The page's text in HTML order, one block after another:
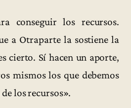
conseguir los recursos.
a Otraparte la sostiene la
cierto. Sí hacen un aporte,
mismos los que debemos
los recursos».